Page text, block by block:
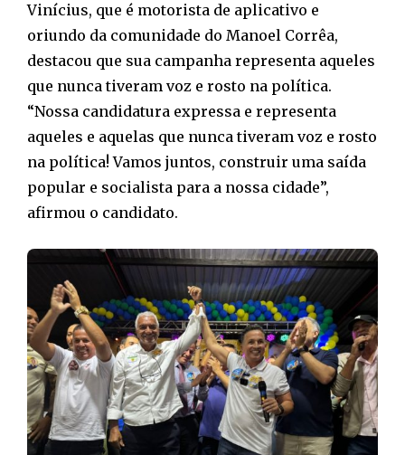
Vinícius, que é motorista de aplicativo e
oriundo da comunidade do Manoel Corrêa,
destacou que sua campanha representa aqueles
que nunca tiveram voz e rosto na política.
“Nossa candidatura expressa e representa
aqueles e aquelas que nunca tiveram voz e rosto
na política! Vamos juntos, construir uma saída
popular e socialista para a nossa cidade”,
afirmou o candidato.